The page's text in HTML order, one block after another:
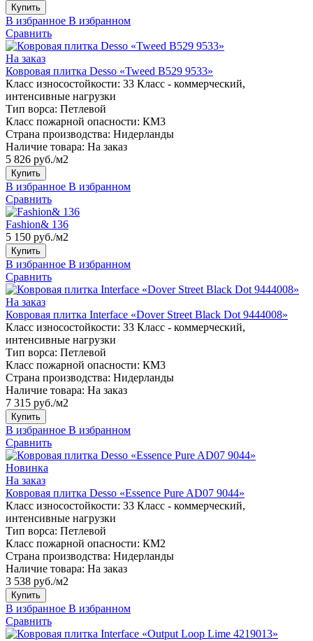
Купить
В избранное В избранном
Сравнить
На заказ
Ковровая плитка Desso «Tweed B529 9533»
Класс износостойкости: 33 Класс - коммерческий,
интенсивные нагрузки
Тип ворса: Петлевой
Класс пожарной опасности: КМ3
Страна производства: Нидерланды
Наличие товара: На заказ
5 826 руб./м2
Купить
В избранное В избранном
Сравнить
Fashion& 136
5 150 руб./м2
Купить
В избранное В избранном
Сравнить
На заказ
Ковровая плитка Interface «Dover Street Black Dot 9444008»
Класс износостойкости: 33 Класс - коммерческий,
интенсивные нагрузки
Тип ворса: Петлевой
Класс пожарной опасности: КМ3
Страна производства: Нидерланды
Наличие товара: На заказ
7 315 руб./м2
Купить
В избранное В избранном
Сравнить
Новинка
На заказ
Ковровая плитка Desso «Essence Pure AD07 9044»
Класс износостойкости: 33 Класс - коммерческий,
интенсивные нагрузки
Тип ворса: Петлевой
Класс пожарной опасности: КМ2
Страна производства: Нидерланды
Наличие товара: На заказ
3 538 руб./м2
Купить
В избранное В избранном
Сравнить